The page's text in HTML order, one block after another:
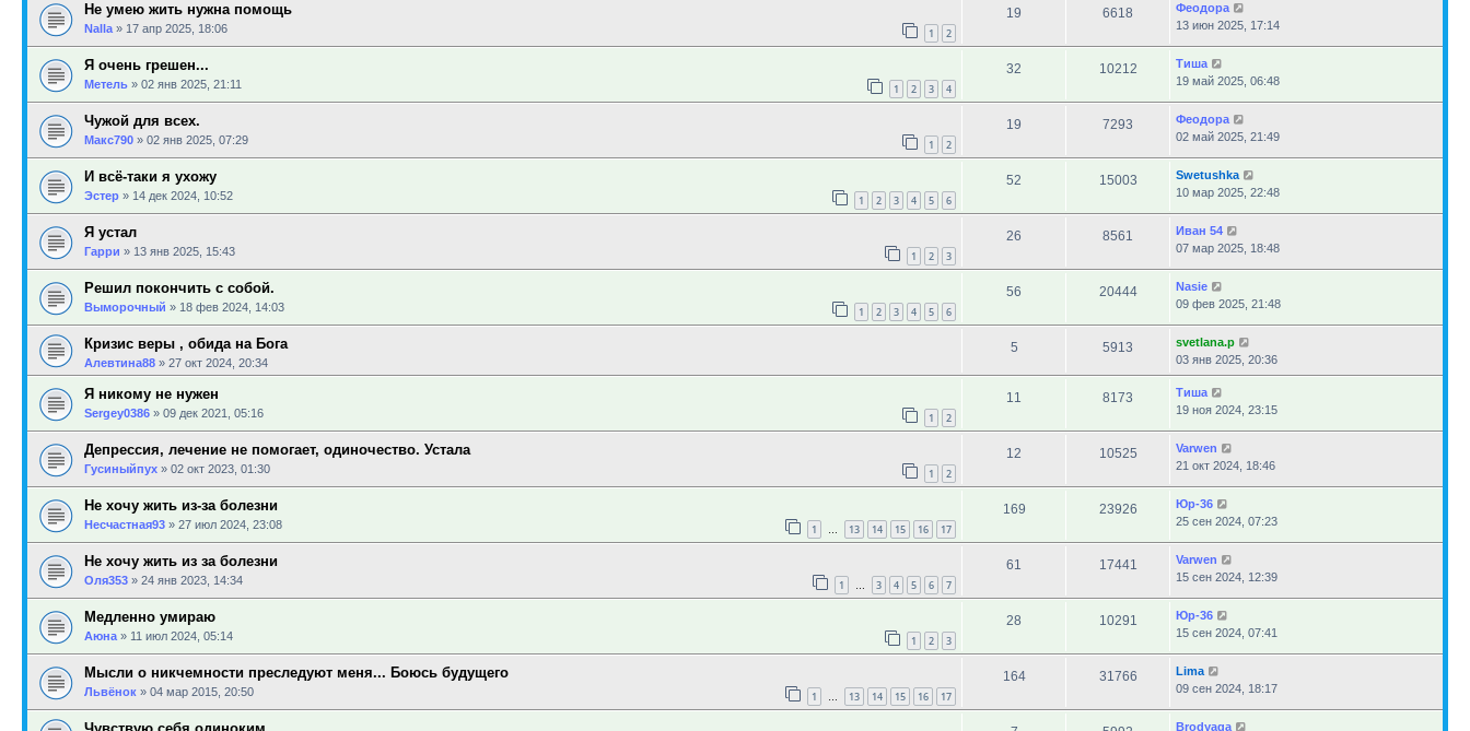
Не умею жить нужна помощь
Nalla » 17 апр 2025, 18:06 1 2
19 6618
Феодора
13 июн 2025, 17:14
Я очень грешен...
Метель » 02 янв 2025, 21:11 1 2 3 4
32 10212
Тиша
19 май 2025, 06:48
Чужой для всех.
Макс790 » 02 янв 2025, 07:29 1 2
19 7293
Феодора
02 май 2025, 21:49
И всё-таки я ухожу
Эстер » 14 дек 2024, 10:52 1 2 3 4 5 6
52 15003
Swetushka
10 мар 2025, 22:48
Я устал
Гарри » 13 янв 2025, 15:43 1 2 3
26 8561
Иван 54
07 мар 2025, 18:48
Решил покончить с собой.
Выморочный » 18 фев 2024, 14:03 1 2 3 4 5 6
56 20444
Nasie
09 фев 2025, 21:48
Кризис веры , обида на Бога
Алевтина88 » 27 окт 2024, 20:34
5 5913
svetlana.p
03 янв 2025, 20:36
Я никому не нужен
Sergey0386 » 09 дек 2021, 05:16 1 2
11 8173
Тиша
19 ноя 2024, 23:15
Депрессия, лечение не помогает, одиночество. Устала
Гусиныйпух » 02 окт 2023, 01:30 1 2
12 10525
Varwen
21 окт 2024, 18:46
Не хочу жить из-за болезни
Несчастная93 » 27 июл 2024, 23:08 1 … 13 14 15 16 17
169 23926
Юр-36
25 сен 2024, 07:23
Не хочу жить из за болезни
Оля353 » 24 янв 2023, 14:34 1 … 3 4 5 6 7
61 17441
Varwen
15 сен 2024, 12:39
Медленно умираю
Аюна » 11 июл 2024, 05:14 1 2 3
28 10291
Юр-36
15 сен 2024, 07:41
Мысли о никчемности преследуют меня... Боюсь будущего
Львёнок » 04 мар 2015, 20:50 1 … 13 14 15 16 17
164 31766
Lima
09 сен 2024, 18:17
Brodyaga